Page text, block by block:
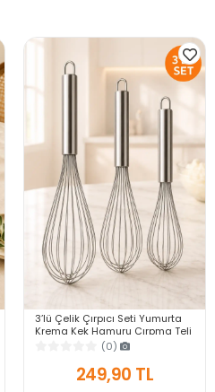
3’lü Çelik Çırpıcı Seti Yumurta
Krema Kek Hamuru Çırpma Teli
Pratik Sos Karıştırıcı Mutfak Teli
(0)
249,90 TL